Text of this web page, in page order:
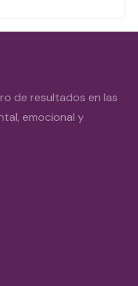
de resultados en las
emocional y